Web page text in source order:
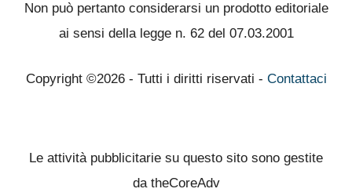
Non può pertanto considerarsi un prodotto editoriale
ai sensi della legge n. 62 del 07.03.2001
Copyright ©2026 - Tutti i diritti riservati - Contattaci
Le attività pubblicitarie su questo sito sono gestite
da theCoreAdv